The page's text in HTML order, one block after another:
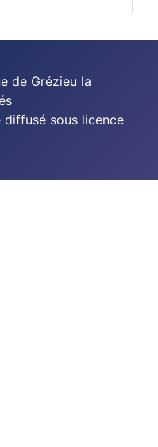
de Grézieu la
sous licence